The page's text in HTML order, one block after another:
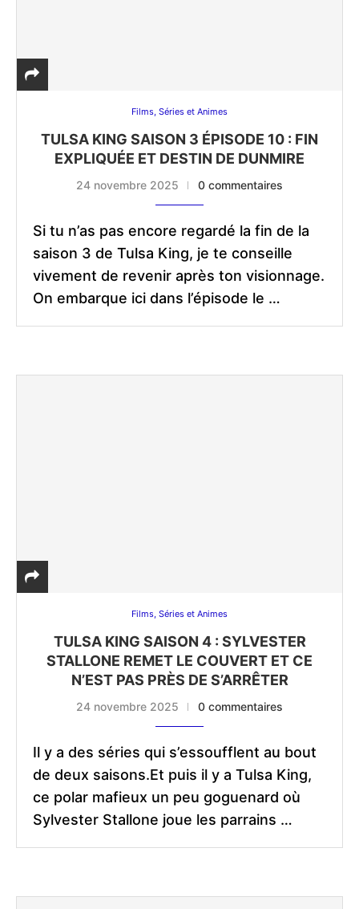
Films, Séries et Animes
TULSA KING SAISON 3 ÉPISODE 10 : FIN
EXPLIQUÉE ET DESTIN DE DUNMIRE
24 novembre 2025 0 commentaires
Si tu n’as pas encore regardé la fin de la
saison 3 de Tulsa King, je te conseille
vivement de revenir après ton visionnage.
On embarque ici dans l’épisode le …
Films, Séries et Animes
TULSA KING SAISON 4 : SYLVESTER
STALLONE REMET LE COUVERT ET CE
N’EST PAS PRÈS DE S’ARRÊTER
24 novembre 2025 0 commentaires
Il y a des séries qui s’essoufflent au bout
de deux saisons.Et puis il y a Tulsa King,
ce polar mafieux un peu goguenard où
Sylvester Stallone joue les parrains …